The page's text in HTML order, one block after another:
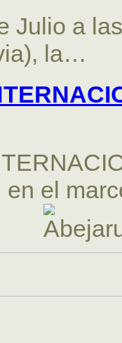
Julio a
la…
en el